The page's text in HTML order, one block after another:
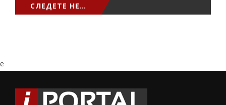
СЛЕДЕТЕ НЕ…
e